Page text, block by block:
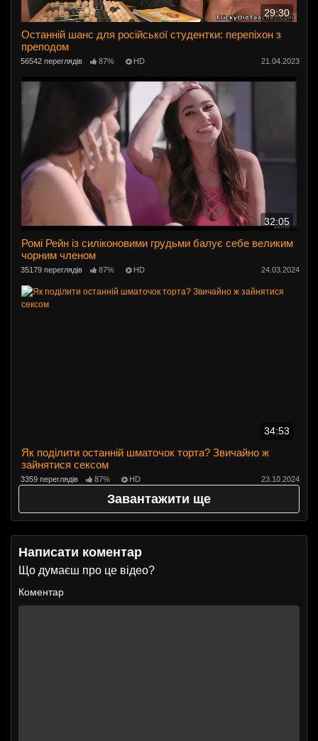
29:30
Останній шанс для російської студентки: перепіхон з
преподом
56542 переглядів 87% HD 21.04.2023
32:05
Ромі Рейн із силіконовими грудьми балує себе великим
чорним членом
35179 переглядів 87% HD 24.03.2024
34:53
Як поділити останній шматочок торта? Звичайно ж
зайнятися сексом
3359 переглядів 87% HD 23.10.2024
Завантажити ще
Написати коментар
Що думаєш про це відео?
Коментар